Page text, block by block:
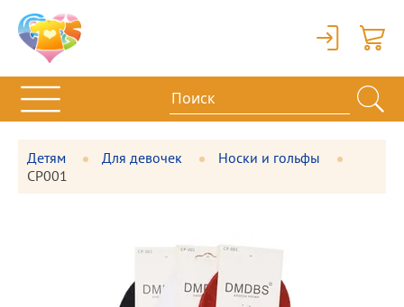
Вход
Детям Для девочек
Носки и гольфы
СР001